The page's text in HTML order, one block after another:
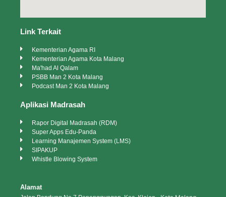
Link Terkait
Kementerian Agama RI
Kementerian Agama Kota Malang
Ma'had Al Qalam
PSBB Man 2 Kota Malang
Podcast Man 2 Kota Malang
Aplikasi Madrasah
Rapor Digital Madrasah (RDM)
Super Apps Edu-Panda
Learning Manajemen System (LMS)
SIPAKUP
Whistle Blowing System
Alamat